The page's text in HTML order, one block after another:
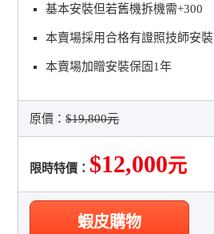
基本安裝但若舊機拆機需+300
本賣場採用合格有證照技師安裝
本賣場加贈安裝保固1年
原價：$19,800元
限時特價： $12,000元
蝦皮購物